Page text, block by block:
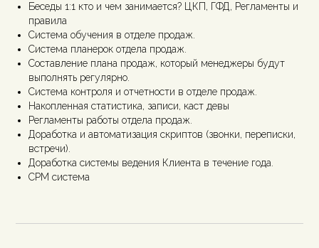
Беседы 1:1 кто и чем занимается? ЦКП, ГФД, Регламенты и
правила
Система обучения в отделе продаж.
Система планерок отдела продаж.
Составление плана продаж, который менеджеры будут
выполнять регулярно.
Система контроля и отчетности в отделе продаж.
Накопленная статистика, записи, каст девы
Регламенты работы отдела продаж.
Доработка и автоматизация скриптов (звонки, переписки,
встречи).
Доработка системы ведения Клиента в течение года.
СРМ система